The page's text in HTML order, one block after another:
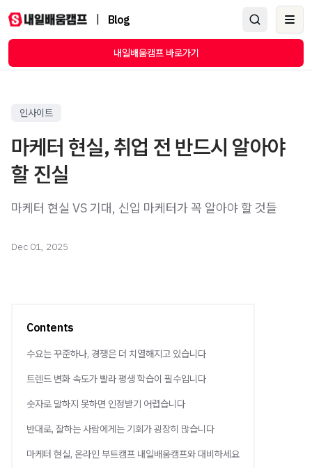
Blog
내일배움캠프 바로가기
인사이트
마케터 현실, 취업 전 반드시 알아야
할 진실
마케터 현실 VS 기대, 신입 마케터가 꼭 알아야 할 것들
Dec 01, 2025
Contents
수요는 꾸준하나, 경쟁은 더 치열해지고 있습니다
트렌드 변화 속도가 빨라 평생 학습이 필수입니다
숫자로 말하지 못하면 인정받기 어렵습니다
반대로, 잘하는 사람에게는 기회가 굉장히 많습니다
마케터 현실, 온라인 부트캠프 내일배움캠프와 대비하세요